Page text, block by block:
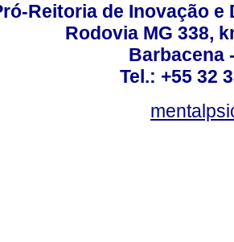
Reitoria de Inovação
Rodovia MG 338,
Barbacena
Tel.: +55 32